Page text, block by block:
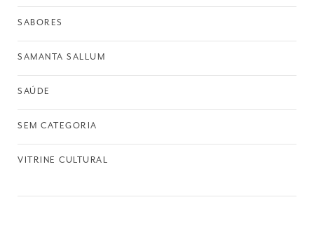
SABORES
SAMANTA SALLUM
SAÚDE
SEM CATEGORIA
VITRINE CULTURAL